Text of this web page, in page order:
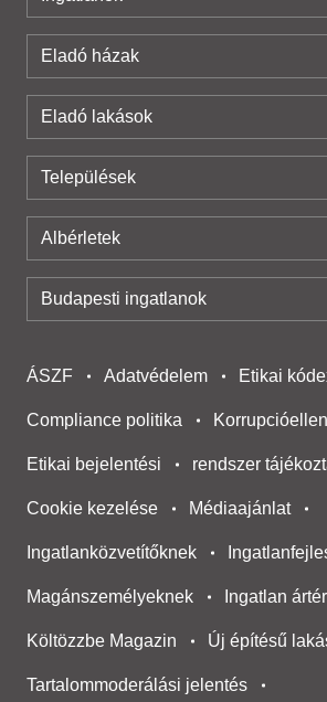
Eladó házak
Eladó lakások
Települések
Albérletek
Budapesti ingatlanok
ÁSZF Adatvédelem Etikai
Compliance politika
Etikai bejelentési rendszer
Cookie kezelése Médiaajánlat
Ingatlanközvetítőknek
Magánszemélyeknek Ingatlan
Költözzbe Magazin Új építésű
Tartalommoderálási jelentés